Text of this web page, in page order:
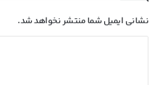
نشانی ایمیل شما منتشر نخواهد شد.